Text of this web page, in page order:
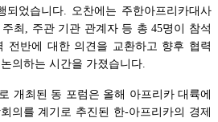
되었습니다.
오찬에는 주한아프리카대사
최, 주관 기관 관계자 등 총 45명이 참석
전반에 대한 의견을 교환하고 향후 협력
의하는 시간을 가졌습니다.
개최된 동 포럼 은 올해 아프리카 대륙에
의를 계기로 추진된 한-아프리카의 경제